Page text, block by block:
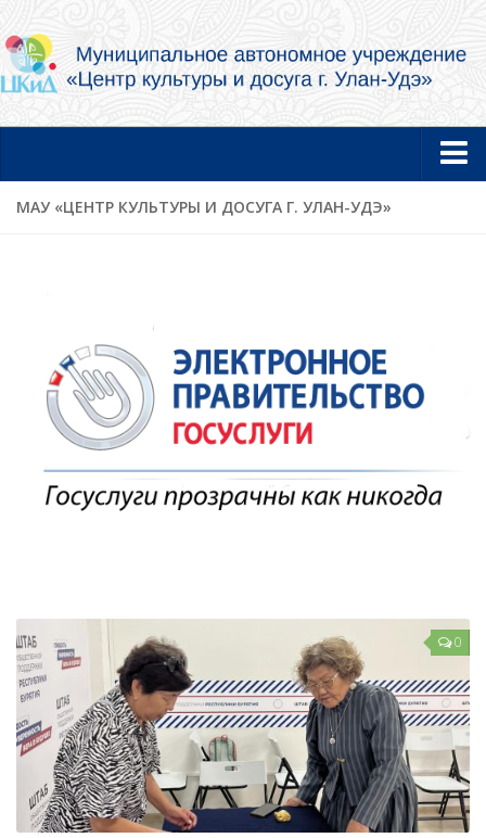
Главная
Услуги в электронной форме
Фотогалерея
Творческие коллективы и артисты
Муниципальный концертный духовой оркестр
Народный фольклорный ансамбль «Тоонто»
Валико Гаспарян
Ирина Шагдурова
Анна Комолова
Сергей Плотников
Интернет-приемная
Контакты
МАУ «ЦЕНТР КУЛЬТУРЫ И ДОСУГА Г. УЛАН-УДЭ»
0